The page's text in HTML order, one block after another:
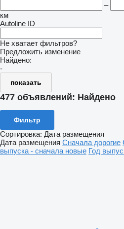
–
км
Autoline ID
Не хватает фильтров?
Предложить изменение
Найдено:
-
показать
477 объявлений: Найдено
Фильтр
Сортировка: Дата размещения
Дата размещения Сначала дорогие
выпуска - сначала новые Год